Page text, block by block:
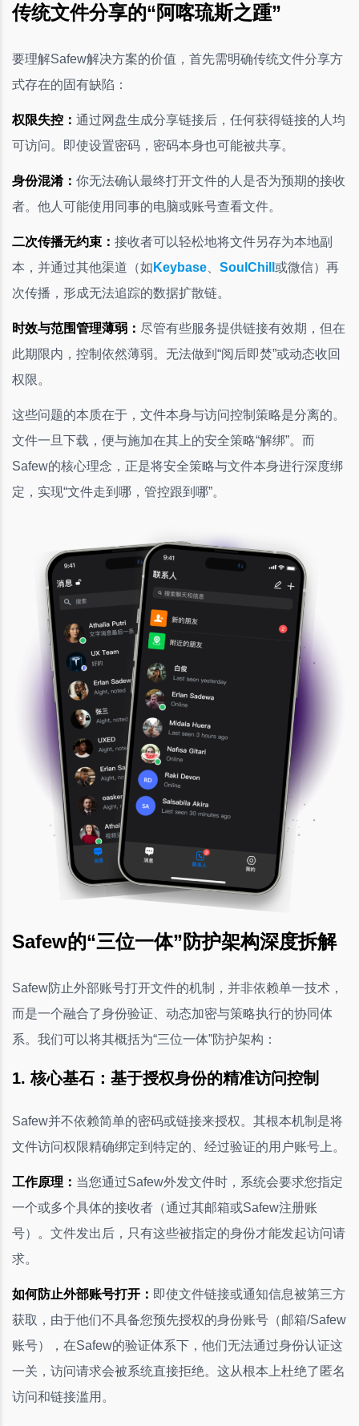
传统文件分享的“阿喀琉斯之踵”
要理解Safew解决方案的价值，首先需明确传统文件分享方
式存在的固有缺陷：
权限失控： 通过网盘生成分享链接后，任何获得链接的人均
可访问。即使设置密码，密码本身也可能被共享。
身份混淆： 你无法确认最终打开文件的人是否为预期的接收
者。他人可能使用同事的电脑或账号查看文件。
二次传播无约束： 接收者可以轻松地将文件另存为本地副
本，并通过其他渠道（如 Keybase SoulChill 或微信）再
次传播，形成无法追踪的数据扩散链。
时效与范围管理薄弱： 尽管有些服务提供链接有效期，但在
此期限内，控制依然薄弱。无法做到“阅后即焚”或动态收回
权限。
这些问题的本质在于，文件本身与访问控制策略是分离的。
文件一旦下载，便与施加在其上的安全策略“解绑”。而
Safew的核心理念，正是将安全策略与文件本身进行深度绑
定，实现“文件走到哪，管控跟到哪”。
Safew的“三位一体”防护架构深度拆解
Safew防止外部账号打开文件的机制，并非依赖单一技术，
而是一个融合了身份验证、动态加密与策略执行的协同体
系。我们可以将其概括为“三位一体”防护架构：
1. 核心基石：基于授权身份的精准访问控制
Safew并不依赖简单的密码或链接来授权。其根本机制是将
文件访问权限精确绑定到特定的、经过验证的用户账号上。
工作原理： 当您通过Safew外发文件时，系统会要求您指定
一个或多个具体的接收者（通过其邮箱或Safew注册账
号）。文件发出后，只有这些被指定的身份才能发起访问请
求。
如何防止外部账号打开： 即使文件链接或通知信息被第三方
获取，由于他们不具备您预先授权的身份账号（邮箱/Safew
账号），在Safew的验证体系下，他们无法通过身份认证这
一关，访问请求会被系统直接拒绝。这从根本上杜绝了匿名
访问和链接滥用。